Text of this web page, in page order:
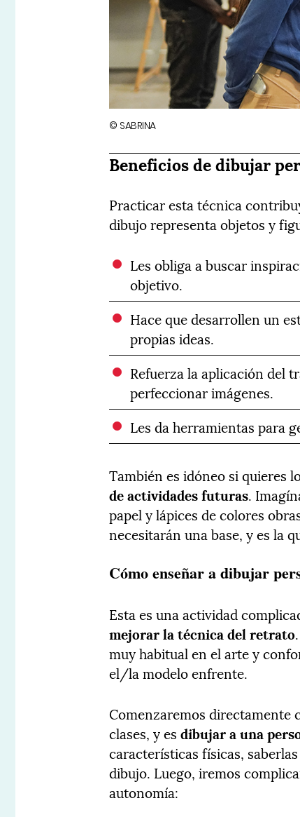
© SABRINA
Beneficios de dibujar
Practicar esta técnica
dibujo representa objetos y
Les obliga a buscar
objetivo.
Hace que desarrollen un
propias ideas.
Refuerza la aplicación del
perfeccionar imágenes.
Les da herramientas para
También es idóneo si quieres
de actividades futuras.
papel y lápices de colores
necesitarán una base, y es la
Cómo enseñar a dibujar
Esta es una actividad
mejorar la técnica del retrato
muy habitual en el arte y
el/la modelo enfrente.
Comenzaremos directamente
clases, y esdibujar a una
características físicas,
dibujo. Luego, iremos
autonomía: